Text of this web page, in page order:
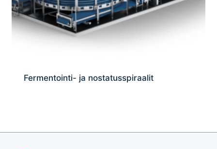
Fermentointi- ja nostatusspiraalit